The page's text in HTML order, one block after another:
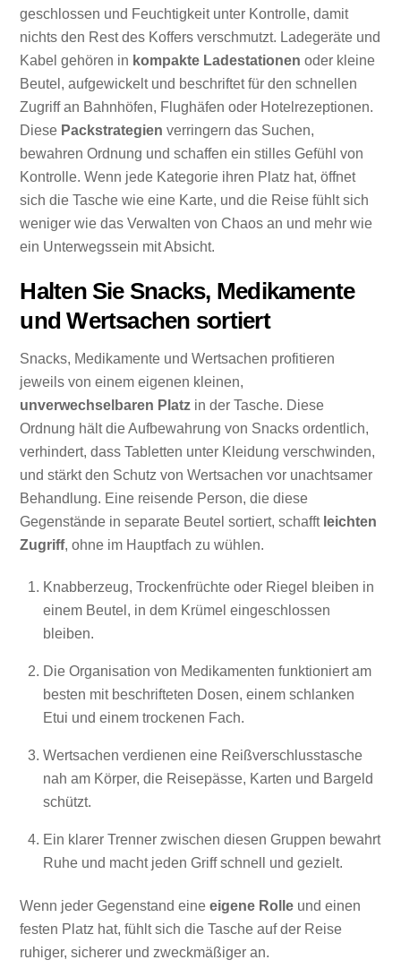
geschlossen und Feuchtigkeit unter Kontrolle, damit
nichts den Rest des Koffers verschmutzt. Ladegeräte und
Kabel gehören in kompakte Ladestationen oder kleine
Beutel, aufgewickelt und beschriftet für den schnellen
Zugriff an Bahnhöfen, Flughäfen oder Hotelrezeptionen.
Diese Packstrategien verringern das Suchen,
bewahren Ordnung und schaffen ein stilles Gefühl von
Kontrolle. Wenn jede Kategorie ihren Platz hat, öffnet
sich die Tasche wie eine Karte, und die Reise fühlt sich
weniger wie das Verwalten von Chaos an und mehr wie
ein Unterwegssein mit Absicht.
Halten Sie Snacks, Medikamente
und Wertsachen sortiert
Snacks, Medikamente und Wertsachen profitieren
jeweils von einem eigenen kleinen,
unverwechselbaren Platz in der Tasche. Diese
Ordnung hält die Aufbewahrung von Snacks ordentlich,
verhindert, dass Tabletten unter Kleidung verschwinden,
und stärkt den Schutz von Wertsachen vor unachtsamer
Behandlung. Eine reisende Person, die diese
Gegenstände in separate Beutel sortiert, schafft leichten
Zugriff, ohne im Hauptfach zu wühlen.
Knabberzeug, Trockenfrüchte oder Riegel bleiben in
einem Beutel, in dem Krümel eingeschlossen
bleiben.
Die Organisation von Medikamenten funktioniert am
besten mit beschrifteten Dosen, einem schlanken
Etui und einem trockenen Fach.
Wertsachen verdienen eine Reißverschlusstasche
nah am Körper, die Reisepässe, Karten und Bargeld
schützt.
Ein klarer Trenner zwischen diesen Gruppen bewahrt
Ruhe und macht jeden Griff schnell und gezielt.
Wenn jeder Gegenstand eineeigene Rolle und einen
festen Platz hat, fühlt sich die Tasche auf der Reise
ruhiger, sicherer und zweckmäßiger an.